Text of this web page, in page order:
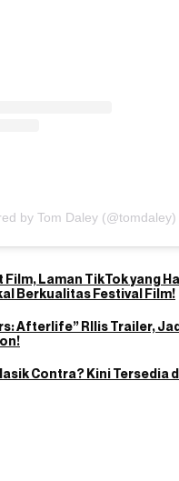
by Tom Daley (@tomdaley)
Laman TikTok yang
Berkualitas Festival Film!
Afterlife” RIlis Trailer,
Contra? Kini Tersedia